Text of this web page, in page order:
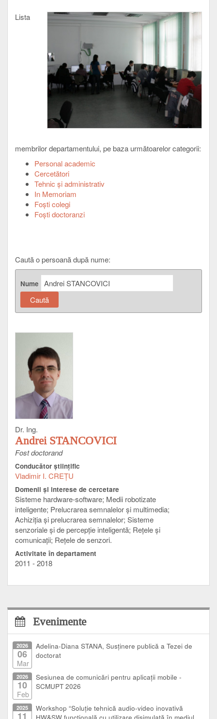
Lista
membrilor departamentului, pe baza următoarelor categorii:
Personal academic
Cercetători
Tehnic şi administrativ
In Memoriam
Foşti colegi
Foşti doctoranzi
Caută o persoană după nume:
Nume
Dr. Ing.
Andrei STANCOVICI
Fost doctorand
Conducător ştiinţific
Vladimir I. CREŢU
Domenii şi interese de cercetare
Sisteme hardware-software; Medii robotizate
inteligente; Prelucrarea semnalelor şi multimedia;
Achiziţia şi prelucrarea semnalelor; Sisteme
senzoriale şi de percepţie inteligentă; Reţele şi
comunicaţii; Reţele de senzori.
Activitate în departament
2011 - 2018
Evenimente
2026
06
Mar
Adelina-Diana STANA, Susținere publică a Tezei de
doctorat
2026
10
Feb
Sesiunea de comunicări pentru aplicații mobile -
SCMUPT 2026
2025
11
Workshop “Soluție tehnică audio-video inovativă